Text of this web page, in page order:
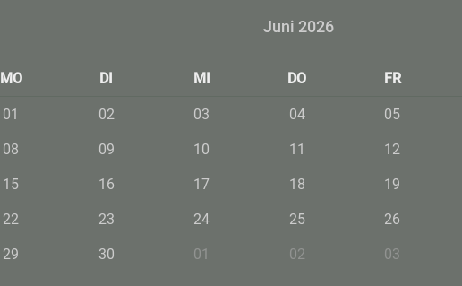
Juni 2026
MO DI MI DO FR
01 02 03 04 05
08 09 10 11 12
15 16 17 18 19
22 23 24 25 26
29 30 01 02 03